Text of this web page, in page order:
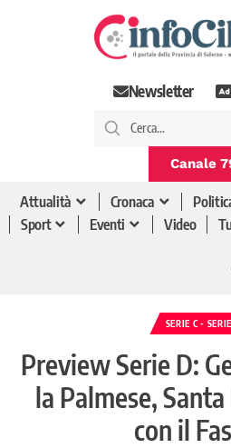
Newsletter
Canale
Attualità Cronaca
Sport
Eventi Video
SERIE C -
Preview Serie D:
la Palmese,
con il